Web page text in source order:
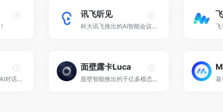
讯飞听见
科大讯飞推出的AI智能会议系统，实时字幕、实时翻译、自动生成会议记录！
字节跳动推出的免费AI对话助手和个人助理！
面壁露卡Luca
面壁智能推出的千亿多模态大模型免费智能对话助手！